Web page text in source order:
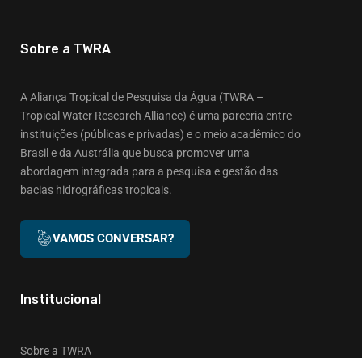
Sobre a TWRA
A Aliança Tropical de Pesquisa da Água (TWRA –
Tropical Water Research Alliance) é uma parceria entre
instituições (públicas e privadas) e o meio acadêmico do
Brasil e da Austrália que busca promover uma
abordagem integrada para a pesquisa e gestão das
bacias hidrográficas tropicais.
VAMOS CONVERSAR?
Institucional
Sobre a TWRA